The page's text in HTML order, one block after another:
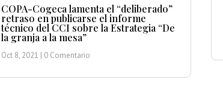
COPA-Cogeca lamenta el “deliberado”
retraso en publicarse el informe
técnico del CCI sobre la Estrategia “De
la granja a la mesa”
Oct 8, 2021 | 0 Comentario